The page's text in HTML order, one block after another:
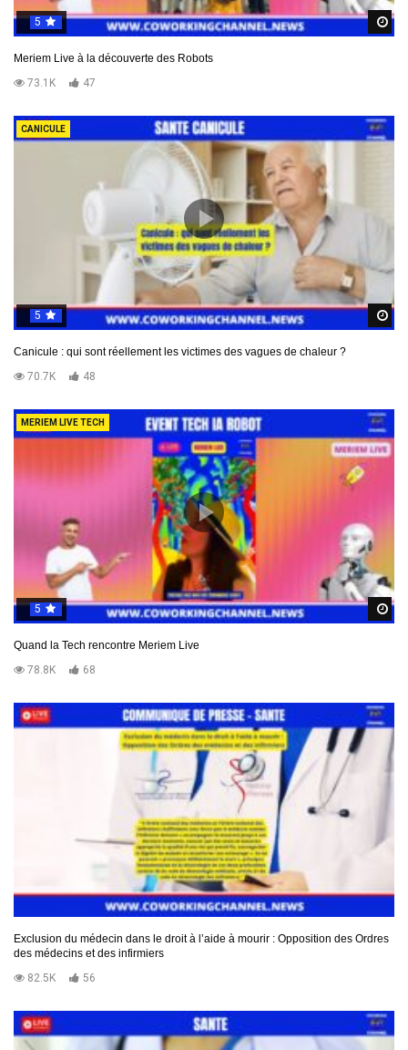
5
Meriem Live à la découverte des Robots
73.1K
47
CANICULE
5
Canicule : qui sont réellement les victimes des vagues de chaleur ?
70.7K
48
MERIEM LIVE TECH
5
Quand la Tech rencontre Meriem Live
78.8K
68
Exclusion du médecin dans le droit à l’aide à mourir : Opposition des Ordres
des médecins et des infirmiers
82.5K
56